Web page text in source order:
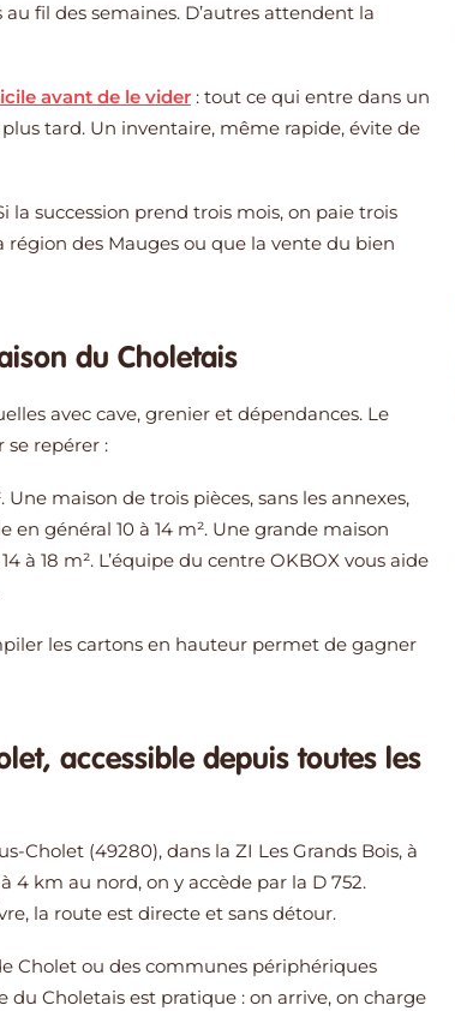
fil des semaines. D’autres attendent la
avant de le vider : tout ce qui entre dans un
tard. Un inventaire, même rapide, évite de
succession prend trois mois, on paie trois
région des Mauges ou que la vente du bien
du Choletais
avec cave, grenier et dépendances. Le
se repérer :
maison de trois pièces, sans les annexes,
général 10 à 14 m². Une grande maison
18 m². L’équipe du centre OKBOX vous aide
les cartons en hauteur permet de gagner
accessible depuis toutes les
Cholet (49280), dans la ZI Les Grands Bois, à
4 km au nord, on y accède par la D 752.
la route est directe et sans détour.
Cholet ou des communes périphériques
Choletais est pratique : on arrive, on charge